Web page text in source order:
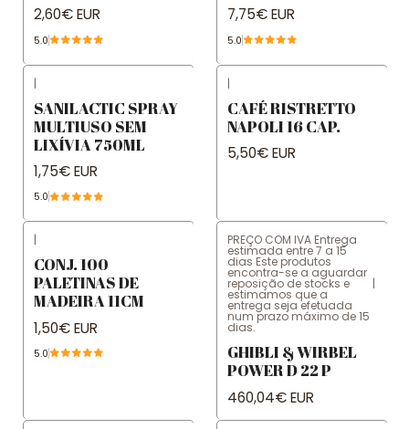
2,60€ EUR
5.0
7,75€ EUR
5.0
|
SANILACTIC SPRAY
MULTIUSO SEM
LIXÍVIA 750ML
1,75€ EUR
5.0
|
CAFÉ RISTRETTO
NAPOLI 16 CAP.
5,50€ EUR
|
CONJ. 100
PALETINAS DE
MADEIRA 11CM
1,50€ EUR
5.0
PREÇO COM IVA Entrega
estimada entre 7 a 15
dias Este produtos
encontra-se a aguardar
reposição de stocks e
estimamos que a
entrega seja efetuada
num prazo máximo de 15
dias.
|
GHIBLI & WIRBEL
POWER D 22 P
460,04€ EUR